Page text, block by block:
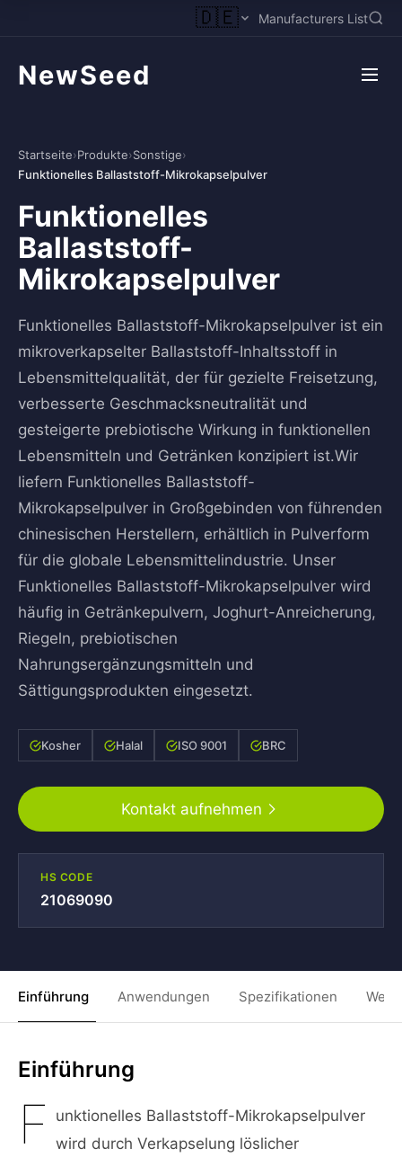
🇩🇪 Manufacturers List
NewSeed
Startseite›Produkte›Sonstige›
Funktionelles Ballaststoff-Mikrokapselpulver
Funktionelles
Ballaststoff-
Mikrokapselpulver
Funktionelles Ballaststoff-Mikrokapselpulver ist ein
mikroverkapselter Ballaststoff-Inhaltsstoff in
Lebensmittelqualität, der für gezielte Freisetzung,
verbesserte Geschmacksneutralität und
gesteigerte prebiotische Wirkung in funktionellen
Lebensmitteln und Getränken konzipiert ist.Wir
liefern Funktionelles Ballaststoff-
Mikrokapselpulver in Großgebinden von führenden
chinesischen Herstellern, erhältlich in Pulverform
für die globale Lebensmittelindustrie. Unser
Funktionelles Ballaststoff-Mikrokapselpulver wird
häufig in Getränkepulvern, Joghurt-Anreicherung,
Riegeln, prebiotischen
Nahrungsergänzungsmitteln und
Sättigungsprodukten eingesetzt.
Kosher Halal ISO 9001 BRC
Kontakt aufnehmen
HS CODE
21069090
Einführung Anwendungen Spezifikationen
Einführung
F
unktionelles Ballaststoff-Mikrokapselpulver
wird durch Verkapselung löslicher